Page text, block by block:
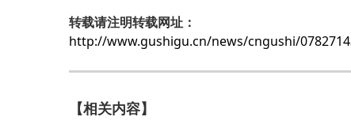
转载请注明转载网址：
http://www.gushigu.cn/news/cngushi/
【相关内容】